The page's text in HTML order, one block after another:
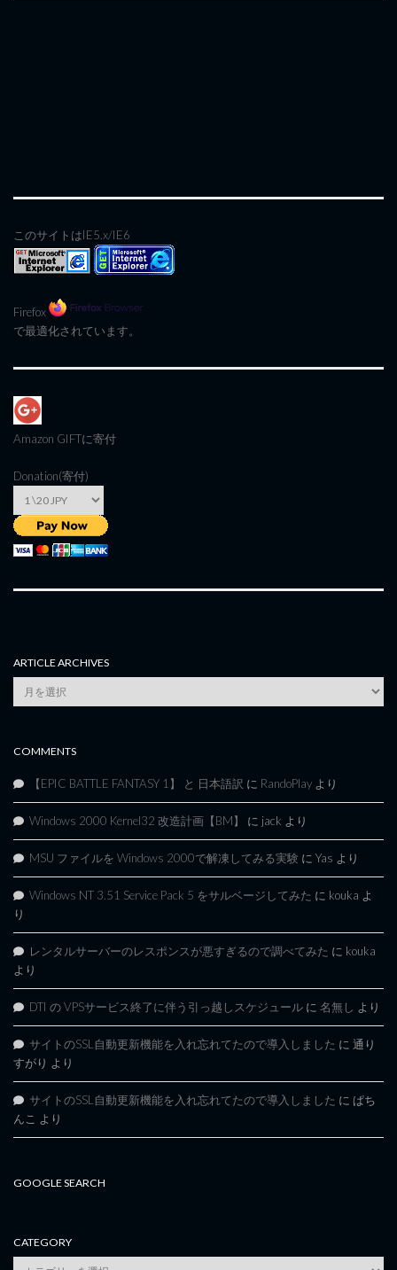
このサイトはIE5.x/IE6
Firefox
で最適化されています。
Amazon GIFTに寄付
Donation(寄付)
ARTICLE ARCHIVES
Article
Archives
COMMENTS
【EPIC BATTLE FANTASY 1】 と 日本語訳 に RandoPlay より
Windows 2000 Kernel32 改造計画【BM】 に jack より
MSU ファイルを Windows 2000で解凍してみる実験 に Yas より
Windows NT 3.51 Service Pack 5 をサルベージしてみた に kouka よ
り
レンタルサーバーのレスポンスが悪すぎるので調べてみた に kouka
より
DTI の VPSサービス終了に伴う引っ越しスケジュール に 名無し より
サイトのSSL自動更新機能を入れ忘れてたので導入しました に 通り
すがり より
サイトのSSL自動更新機能を入れ忘れてたので導入しました に ぱち
んこ より
GOOGLE SEARCH
CATEGORY
category